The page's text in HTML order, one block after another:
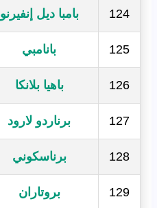
124 بامبا ديل إنفيرنو
125 بانامبي
126 باهيا بلانكا
127 برناردو لارود
128 برناسكوني
129 بروتاران